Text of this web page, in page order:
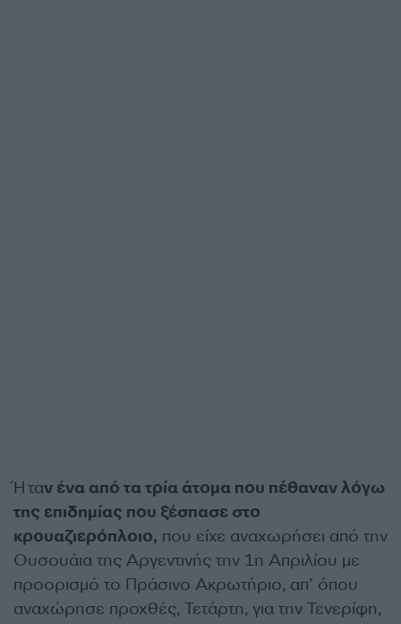
Ήταν ένα από τα τρία άτομα που πέθαναν λόγω
της επιδημίας που ξέσπασε στο
κρουαζιερόπλοιο, που είχε αναχωρήσει από την
Ουσουάια της Αργεντινής την 1η Απριλίου με
προορισμό το Πράσινο Ακρωτήριο, απ’ όπου
αναχώρησε προχθές, Τετάρτη, για την Τενερίφη,